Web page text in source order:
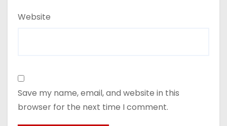
Website
Save my name, email, and website in this
browser for the next time I comment.